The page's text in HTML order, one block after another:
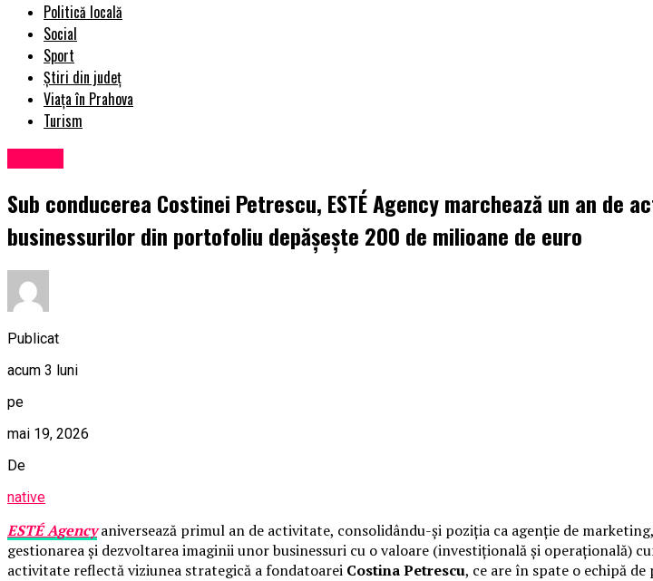
Politică locală
Social
Sport
Știri din județ
Viața în Prahova
Turism
Sub conducerea Costinei Petrescu, ESTÉ Agency marchează un an
businessurilor din portofoliu depășește 200 de milioane de euro
Publicat
acum 3 luni
pe
mai 19, 2026
De
native
ESTÉ Agencyaniversează primul an de activitate, consolidându-și poziția ca agenție de
gestionarea și dezvoltarea imaginii unor businessuri cu o valoare (investițională și operațională)
activitate reflectă viziunea strategică a fondatoarei Costina Petrescu, ce are în spate o echipă